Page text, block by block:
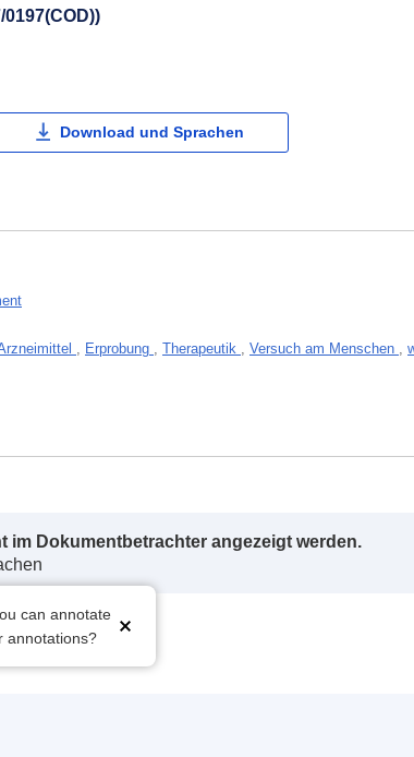
Download und Sprachen
Erprobung Therapeutik Versuch am Menschen
im Dokumentbetrachter angezeigt werden.
can annotate
annotations?